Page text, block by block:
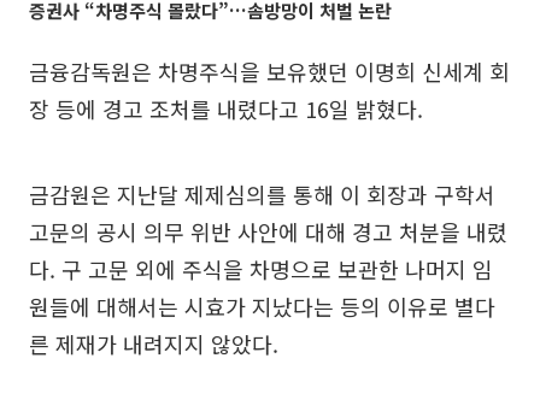
증권사 “차명주식 몰랐다”…솜방망이 처벌 논란
금융감독원은 차명주식을 보유했던 이명희 신세계 회
장 등에 경고 조처를 내렸다고 16일 밝혔다.
금감원은 지난달 제제심의를 통해 이 회장과 구학서
고문의 공시 의무 위반 사안에 대해 경고 처분을 내렸
다. 구 고문 외에 주식을 차명으로 보관한 나머지 임
원들에 대해서는 시효가 지났다는 등의 이유로 별다
른 제재가 내려지지 않았다.